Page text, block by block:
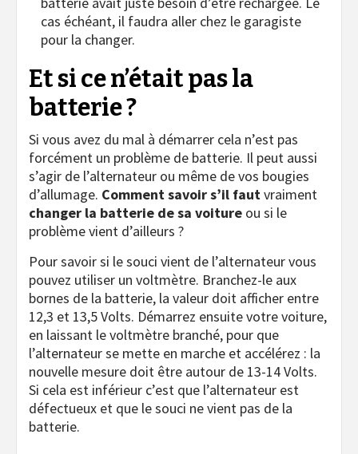
cas échéant, il faudra aller chez le garagiste
pour la changer.
Et si ce n’était pas la
batterie ?
Si vous avez du mal à démarrer cela n’est pas
forcément un problème de batterie. Il peut aussi
s’agir de l’alternateur ou même de vos bougies
d’allumage. Comment savoir s’il fautvraiment
changer la batterie de sa voiture ou si le
problème vient d’ailleurs ?
Pour savoir si le souci vient de l’alternateur vous
pouvez utiliser un voltmètre. Branchez-le aux
bornes de la batterie, la valeur doit afficher entre
12,3 et 13,5 Volts. Démarrez ensuite votre voiture,
en laissant le voltmètre branché, pour que
l’alternateur se mette en marche et accélérez : la
nouvelle mesure doit être autour de 13-14 Volts.
Si cela est inférieur c’est que l’alternateur est
défectueux et que le souci ne vient pas de la
batterie.